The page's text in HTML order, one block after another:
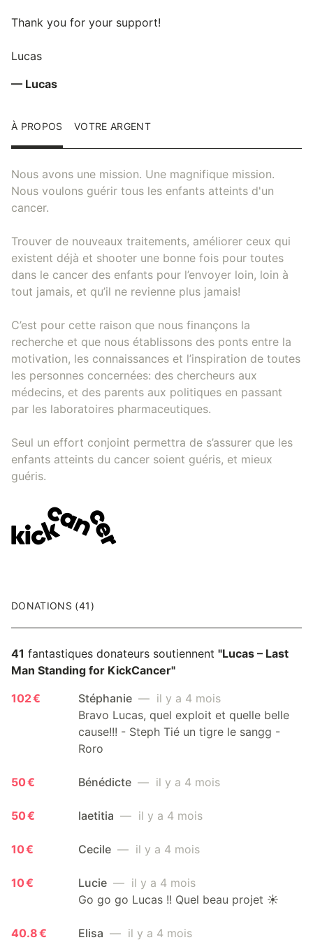
Thank you for your support!
Lucas
— Lucas
À PROPOS VOTRE ARGENT
Nous avons une mission. Une magnifique mission.
Nous voulons guérir tous les enfants atteints d'un
cancer.
Trouver de nouveaux traitements, améliorer ceux qui
existent déjà et shooter une bonne fois pour toutes
dans le cancer des enfants pour l’envoyer loin, loin à
tout jamais, et qu’il ne revienne plus jamais!
C’est pour cette raison que nous finançons la
recherche et que nous établissons des ponts entre la
motivation, les connaissances et l’inspiration de toutes
les personnes concernées: des chercheurs aux
médecins, et des parents aux politiques en passant
par les laboratoires pharmaceutiques.
Seul un effort conjoint permettra de s’assurer que les
enfants atteints du cancer soient guéris, et mieux
guéris.
DONATIONS (41)
41 fantastiques donateurs soutiennent "Lucas – Last
Man Standing for KickCancer"
102 €
Stéphanie — il y a 4 mois
Bravo Lucas, quel exploit et quelle belle
cause!!! - Steph Tié un tigre le sangg -
Roro
50 € Bénédicte — il y a 4 mois
50 € laetitia — il y a 4 mois
10 € Cecile — il y a 4 mois
10 € Lucie — il y a 4 mois
Go go go Lucas !! Quel beau projet ☀️
40.8 € Elisa — il y a 4 mois